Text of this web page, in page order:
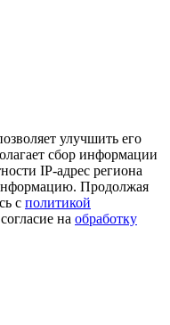
улучшить его
сбор информации
IP-адрес региона
Продолжая
с политикой
на обработку